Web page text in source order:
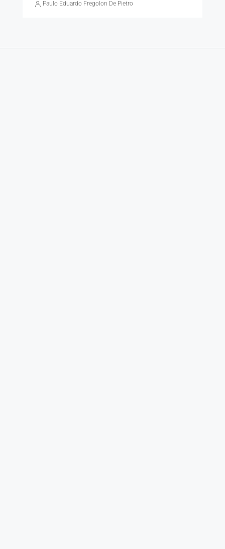
Paulo Eduardo Fregolon De Pietro